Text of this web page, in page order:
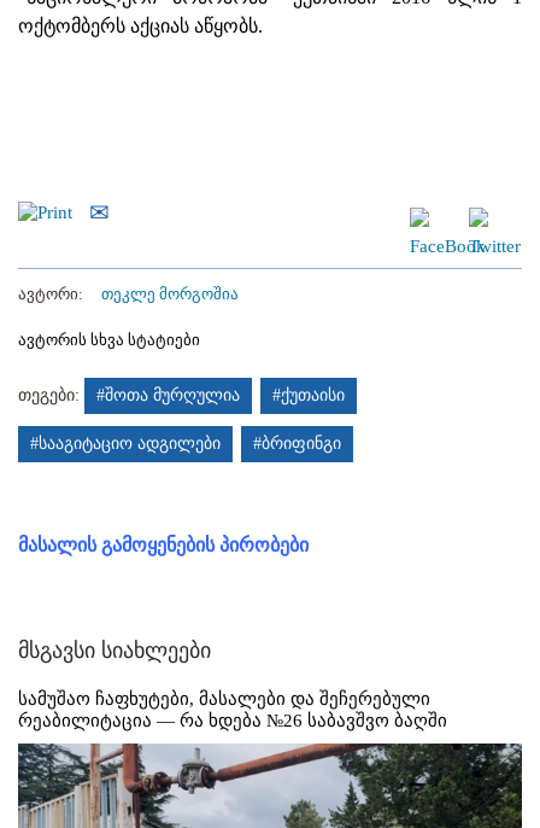
ოქტომბერს აქციას აწყობს.
ავტორი: თეკლე მორგოშია
ავტორის სხვა სტატიები
თეგები: #შოთა მურღულია #ქუთაისი
#სააგიტაციო ადგილები #ბრიფინგი
მასალის გამოყენების პირობები
მსგავსი სიახლეები
სამუშაო ჩაფხუტები, მასალები და შეჩერებული
რეაბილიტაცია — რა ხდება №26 საბავშვო ბაღში